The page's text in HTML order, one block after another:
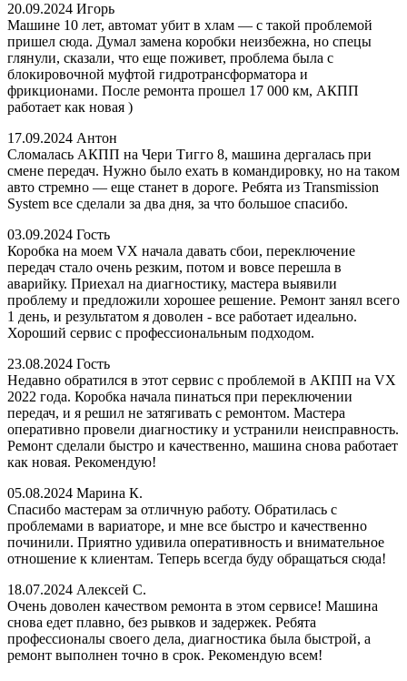
20.09.2024 Игорь
Машине 10 лет, автомат убит в хлам — с такой проблемой
пришел сюда. Думал замена коробки неизбежна, но спецы
глянули, сказали, что еще поживет, проблема была с
блокировочной муфтой гидротрансформатора и
фрикционами. После ремонта прошел 17 000 км, АКПП
работает как новая )
17.09.2024 Антон
Сломалась АКПП на Чери Тигго 8, машина дергалась при
смене передач. Нужно было ехать в командировку, но на таком
авто стремно — еще станет в дороге. Ребята из Transmission
System все сделали за два дня, за что большое спасибо.
03.09.2024 Гость
Коробка на моем VX начала давать сбои, переключение
передач стало очень резким, потом и вовсе перешла в
аварийку. Приехал на диагностику, мастера выявили
проблему и предложили хорошее решение. Ремонт занял всего
1 день, и результатом я доволен - все работает идеально.
Хороший сервис с профессиональным подходом.
23.08.2024 Гость
Недавно обратился в этот сервис с проблемой в АКПП на VX
2022 года. Коробка начала пинаться при переключении
передач, и я решил не затягивать с ремонтом. Мастера
оперативно провели диагностику и устранили неисправность.
Ремонт сделали быстро и качественно, машина снова работает
как новая. Рекомендую!
05.08.2024 Марина К.
Спасибо мастерам за отличную работу. Обратилась с
проблемами в вариаторе, и мне все быстро и качественно
починили. Приятно удивила оперативность и внимательное
отношение к клиентам. Теперь всегда буду обращаться сюда!
18.07.2024 Алексей С.
Очень доволен качеством ремонта в этом сервисе! Машина
снова едет плавно, без рывков и задержек. Ребята
профессионалы своего дела, диагностика была быстрой, а
ремонт выполнен точно в срок. Рекомендую всем!